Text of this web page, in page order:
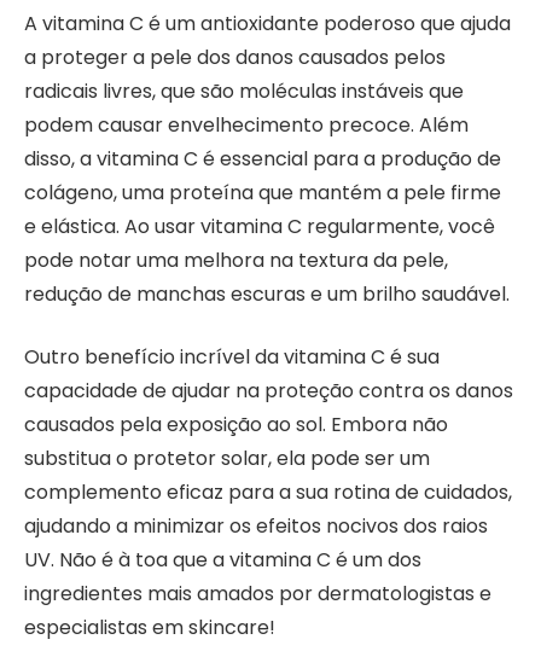
A vitamina C é um antioxidante poderoso que ajuda
a proteger a pele dos danos causados pelos
radicais livres, que são moléculas instáveis que
podem causar envelhecimento precoce. Além
disso, a vitamina C é essencial para a produção de
colágeno, uma proteína que mantém a pele firme
e elástica. Ao usar vitamina C regularmente, você
pode notar uma melhora na textura da pele,
redução de manchas escuras e um brilho saudável.
Outro benefício incrível da vitamina C é sua
capacidade de ajudar na proteção contra os danos
causados pela exposição ao sol. Embora não
substitua o protetor solar, ela pode ser um
complemento eficaz para a sua rotina de cuidados,
ajudando a minimizar os efeitos nocivos dos raios
UV. Não é à toa que a vitamina C é um dos
ingredientes mais amados por dermatologistas e
especialistas em skincare!